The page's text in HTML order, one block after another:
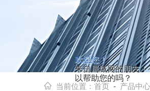
欢迎您！
来自局域网的朋友！
以帮助您的吗？
当前位置： 首页 - 产品中心